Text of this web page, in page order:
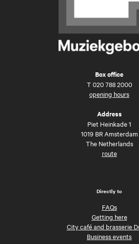
Box office
T 020 788 2000
opening hours
Address
Piet Heinkade 1
1019 BR Amsterdam
The Netherlands
route
Directly to
FAQs
Getting here
City café and brasserie
Business events